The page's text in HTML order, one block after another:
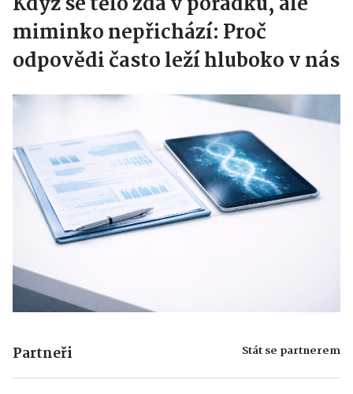
miminko nepřichází: Proč
odpovědi často leží hluboko v nás
Partneři Stát se partnerem